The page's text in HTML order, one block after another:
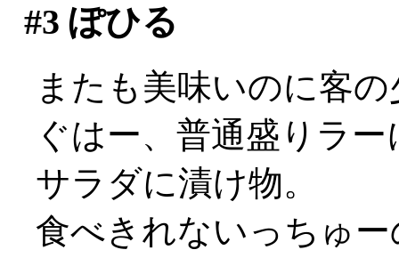
#3 ぽひる
またも美味いのに客
ぐはー、普通盛りラ
サラダに漬け物。
食べきれないっちゅー